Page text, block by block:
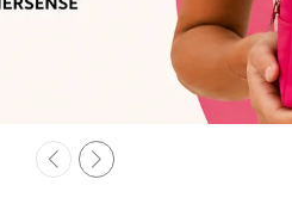
Deslize
Deslize
DeslizeDeslize